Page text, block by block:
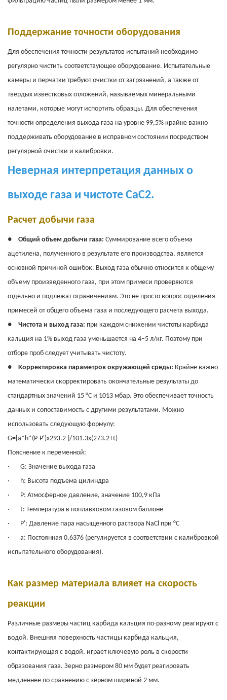
Поддержание точности оборудования
Для обеспечения точности результатов испытаний необходимо
регулярно чистить соответствующее оборудование. Испытательные
камеры и перчатки требуют очистки от загрязнений, а также от
твердых известковых отложений, называемых минеральными
налетами, которые могут испортить образцы. Для обеспечения
точности определения выхода газа на уровне 99,5% крайне важно
поддерживать оборудование в исправном состоянии посредством
регулярной очистки и калибровки.
Неверная интерпретация данных о
выходе газа и чистоте CaC2.
Расчет добычи газа
● Общий объем добычи газа: Суммирование всего объема
ацетилена, полученного в результате его производства, является
основной причиной ошибок. Выход газа обычно относится к общему
объему произведенного газа, при этом примеси проверяются
отдельно и подлежат ограничениям. Это не просто вопрос отделения
примесей от общего объема газа и последующего расчета выхода.
●
Чистота и выход газа: при каждом снижении чистоты карбида
кальция на 1% выход газа уменьшается на 4–5 л/кг. Поэтому при
отборе проб следует учитывать чистоту.
●
Корректировка параметров окружающей среды: Крайне важно
математически скорректировать окончательные результаты до
стандартных значений 15 °C и 1013 мбар. Это обеспечивает точность
данных и сопоставимость с другими результатами. Можно
использовать следующую формулу:
G=[a*h*(P-P')x293.2 ]/101.3x(273.2+t)
Пояснение к переменной:
·
G: Значение выхода газа
·
h: Высота подъема цилиндра
·
P: Атмосферное давление, значение 100,9 кПа
·
t: Температура в поплавковом газовом баллоне
·
P': Давление пара насыщенного раствора NaCl при °C
·
а: Постоянная 0,6376 (регулируется в соответствии с калибровкой
испытательного оборудования).
Как размер материала влияет на скорость
реакции
Различные размеры частиц карбида кальция по-разному реагируют с
водой. Внешняя поверхность частицы карбида кальция,
контактирующая с водой, играет ключевую роль в скорости
образования газа. Зерно размером 80 мм будет реагировать
медленнее по сравнению с зерном шириной 2 мм.